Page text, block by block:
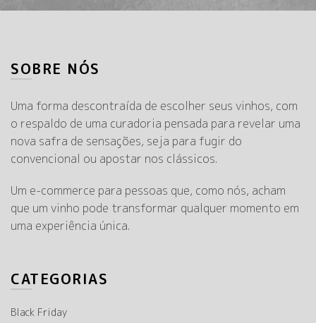
SOBRE NÓS
Uma forma descontraída de escolher seus vinhos, com
o respaldo de uma curadoria pensada para revelar uma
nova safra de sensações, seja para fugir do
convencional ou apostar nos clássicos.
Um e-commerce para pessoas que, como nós, acham
que um vinho pode transformar qualquer momento em
uma experiência única.
CATEGORIAS
Black Friday